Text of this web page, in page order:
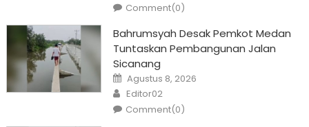
Comment(0)
Bahrumsyah Desak Pemkot Medan
Tuntaskan Pembangunan Jalan
Sicanang
Posted
on
Agustus 8, 2026
Author
Editor02
Comment(0)